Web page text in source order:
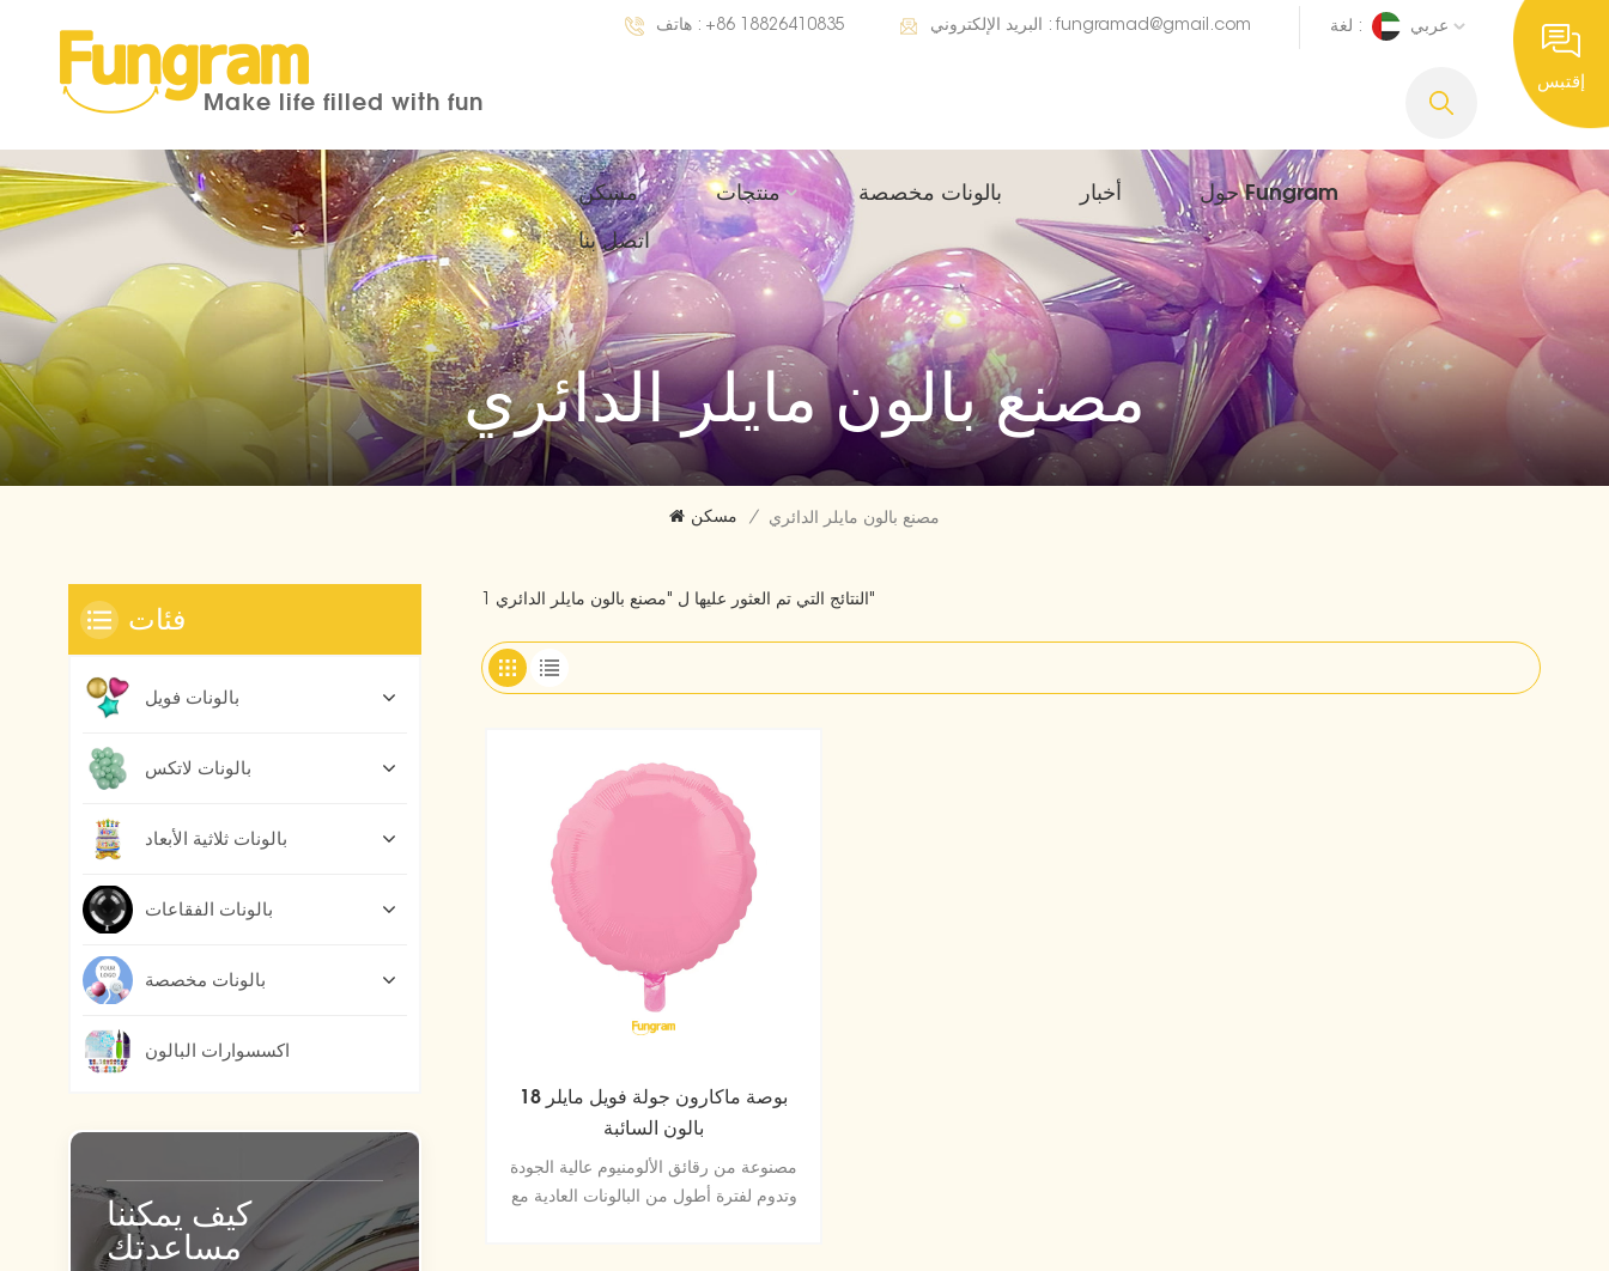
إقتبس
لغة : عربي هاتف : +86 18826410835 البريد الإلكتروني :fungramad@gmail.com
مسكن منتجات بالونات مخصصة أخبار
حول Fungram
اتصل بنا
Make life filled with fun
مصنع بالون مايلر الدائري
مسكن / مصنع بالون مايلر الدائري
1 النتائج التي تم العثور عليها ل "مصنع بالون مايلر الدائري"
18 بوصة ماكارون جولة فويل مايلر
بالون السائبة
مصنوعة من رقائق الألومنيوم عالية الجودة
وتدوم لفترة أطول من البالونات العادية مع
فئات
بالونات فويل
بالونات لاتكس
بالونات ثلاثية الأبعاد
بالونات الفقاعات
بالونات مخصصة
اكسسوارات البالون
كيف يمكننا
مساعدتك